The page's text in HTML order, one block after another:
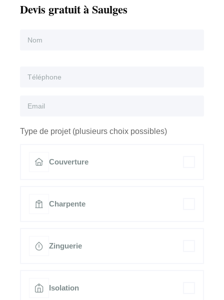
Devis gratuit à Saulges
Type de projet (plusieurs choix possibles)
Couverture
Charpente
Zinguerie
Isolation